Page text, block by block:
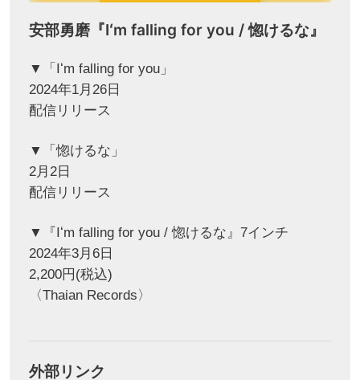
安部勇磨『Iʻm falling for you / 惚けるな』
▼「Iʻm falling for you」
2024年1月26日
配信リリース
▼「惚けるな」
2月2日
配信リリース
▼『Iʻm falling for you / 惚けるな』7インチ
2024年3月6日
2,200円(税込)
〈Thaian Records〉
外部リンク